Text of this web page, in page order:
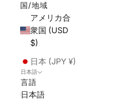
国/地域
アメリカ合
衆国 (USD
$)
日本 (JPY ¥)
日本語
言語
日本語